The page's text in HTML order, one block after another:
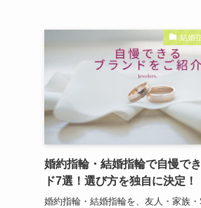
結婚
婚約指輪・結婚指輪で自慢で
ド7選！選び方を独自に決定！
婚約指輪・結婚指輪を、友人・家族